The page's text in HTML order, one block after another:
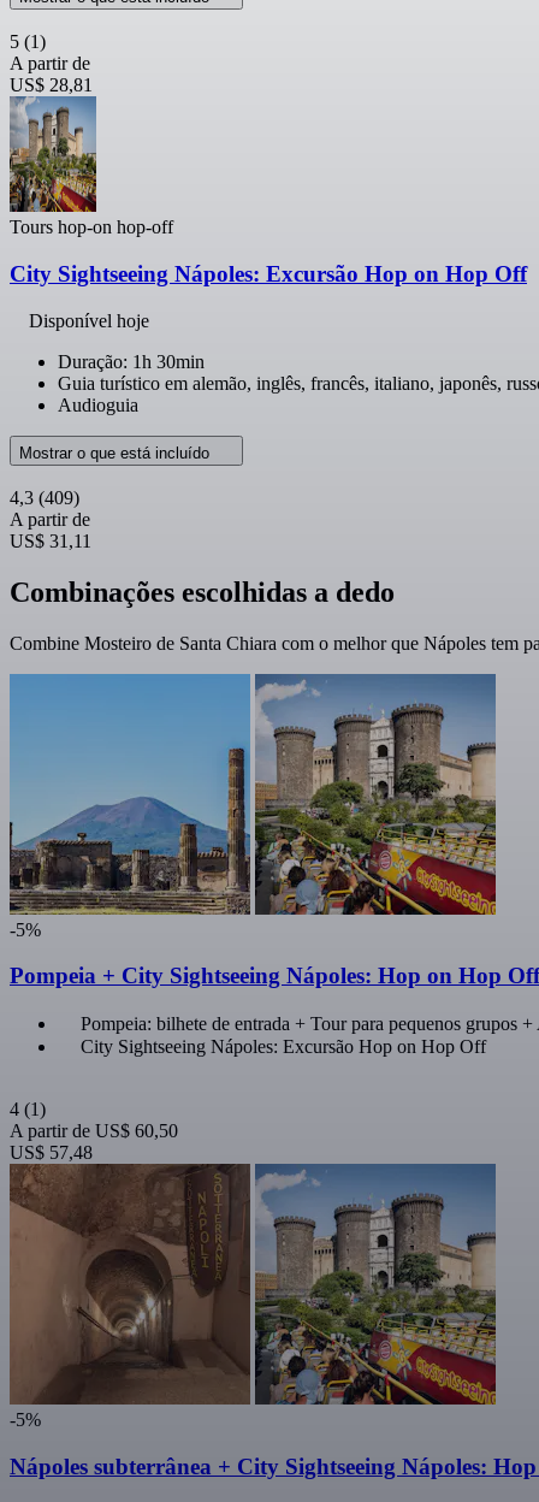
5 (1)
A partir de
US$ 28,81
Tours hop-on hop-off
City Sightseeing Nápoles: Excursão Hop on Hop Off
Disponível hoje
Duração: 1h 30min
Guia turístico em alemão, inglês, francês, italiano, japonês,
Audioguia
Mostrar o que está incluído
4,3 (409)
A partir de
US$ 31,11
Combinações escolhidas a dedo
Combine Mosteiro de Santa Chiara com o melhor que Nápoles tem
-5%
Pompeia + City Sightseeing Nápoles: Hop on Hop Off
Pompeia: bilhete de entrada + Tour para pequenos grupos
City Sightseeing Nápoles: Excursão Hop on Hop Off
4 (1)
A partir de US$ 60,50
US$ 57,48
-5%
Nápoles subterrânea + City Sightseeing Nápoles: